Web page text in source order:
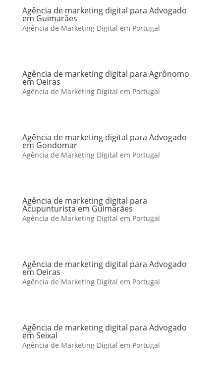
Agência de marketing digital para Advogado
em Guimarães
Agência de Marketing Digital em Portugal
Agência de marketing digital para Agrônomo
em Oeiras
Agência de Marketing Digital em Portugal
Agência de marketing digital para Advogado
em Gondomar
Agência de Marketing Digital em Portugal
Agência de marketing digital para
Acupunturista em Guimarães
Agência de Marketing Digital em Portugal
Agência de marketing digital para Advogado
em Oeiras
Agência de Marketing Digital em Portugal
Agência de marketing digital para Advogado
em Seixal
Agência de Marketing Digital em Portugal